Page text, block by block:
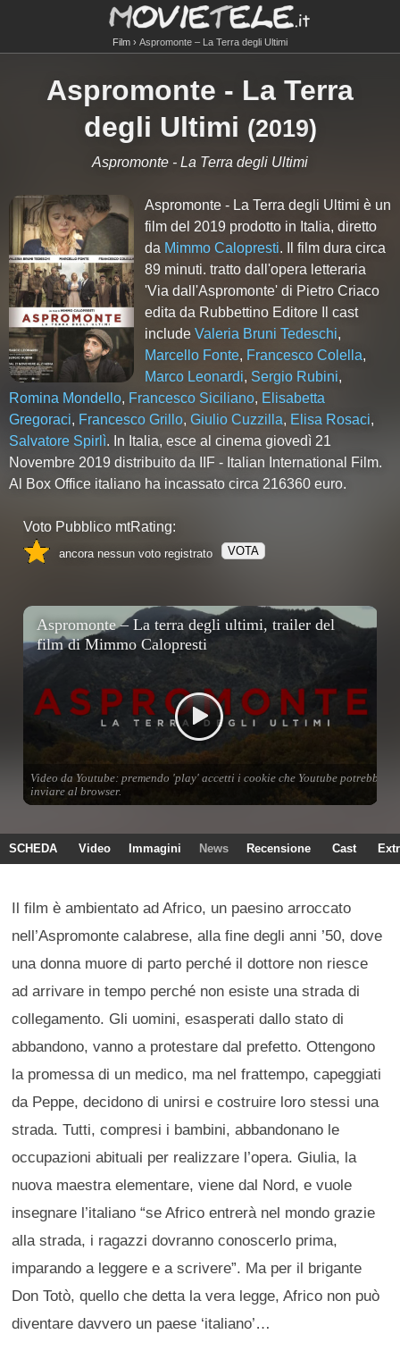
Film Aspromonte – La Terra degli Ultimi
Aspromonte - La Terra
degli Ultimi (2019)
Aspromonte - La Terra degli Ultimi
Aspromonte - La Terra degli Ultimi è un
film del 2019 prodotto in Italia, diretto
da Mimmo Calopresti. Il film dura circa
89 minuti. tratto dall'opera letteraria
'Via dall'Aspromonte' di Pietro Criaco
edita da Rubbettino Editore Il cast
includeValeria Bruni Tedeschi,
Marcello Fonte, Francesco Colella,
Marco Leonardi, Sergio Rubini,
Romina Mondello, Francesco Siciliano, Elisabetta
Gregoraci, Francesco Grillo, Giulio Cuzzilla, Elisa Rosaci,
Salvatore Spirlì. In Italia, esce al cinema giovedì 21
Novembre 2019 distribuito da IIF - Italian International Film.
Al Box Office italiano ha incassato circa 216360 euro.
Voto Pubblico mtRating:
ancora nessun voto registrato VOTA
SCHEDA Video Immagini News Recensione Cast
Il film è ambientato ad Africo, un paesino arroccato
nell’Aspromonte calabrese, alla fine degli anni ’50, dove
una donna muore di parto perché il dottore non riesce
ad arrivare in tempo perché non esiste una strada di
collegamento. Gli uomini, esasperati dallo stato di
abbandono, vanno a protestare dal prefetto. Ottengono
la promessa di un medico, ma nel frattempo, capeggiati
da Peppe, decidono di unirsi e costruire loro stessi una
strada. Tutti, compresi i bambini, abbandonano le
occupazioni abituali per realizzare l’opera. Giulia, la
nuova maestra elementare, viene dal Nord, e vuole
insegnare l’italiano “se Africo entrerà nel mondo grazie
alla strada, i ragazzi dovranno conoscerlo prima,
imparando a leggere e a scrivere”. Ma per il brigante
Don Totò, quello che detta la vera legge, Africo non può
diventare davvero un paese ‘italiano’…